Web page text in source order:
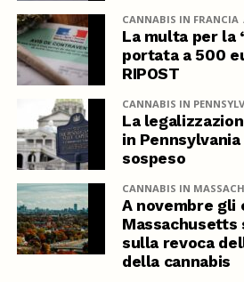
CANNABIS IN FRANCIA
La multa per la
portata a 500
RIPOST
CANNABIS IN
La
in
sospeso
CANNABIS IN
A novembre
Massachusetts
sulla revoca
della cannabis